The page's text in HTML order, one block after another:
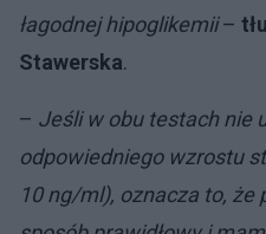
łagodnej hipoglikemii–
Stawerska.
– Jeśli w obu testach nie
odpowiedniego wzrostu
10 ng/ml), oznacza to, że